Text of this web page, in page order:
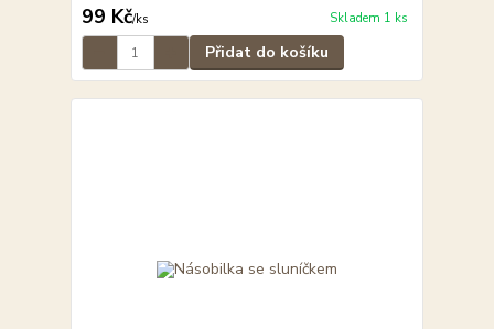
99 Kč/ks Skladem 1 ks
Přidat do košíku